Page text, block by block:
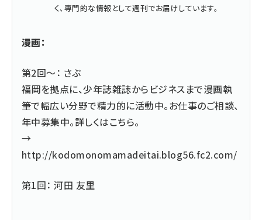
く、専門的な情報として週刊でお届けしています。
漫画：
第2回～： さぶ
福岡を拠点に、少年誌雑誌からビジネスまで漫画執
筆で幅広い分野で精力的に活動中。お仕事のご相談、
年中募集中。詳しくはこちら。
→
http://kodomonomamadeitai.blog56.fc2.com/
第1回： 河田 友里